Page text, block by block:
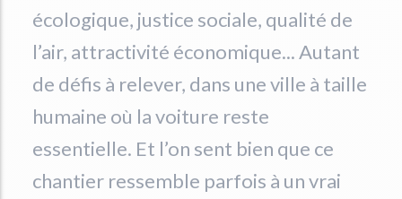
écologique, justice sociale, qualité de
l’air, attractivité économique... Autant
de défis à relever, dans une ville à taille
humaine où la voiture reste
essentielle. Et l’on sent bien que ce
chantier ressemble parfois à un vrai